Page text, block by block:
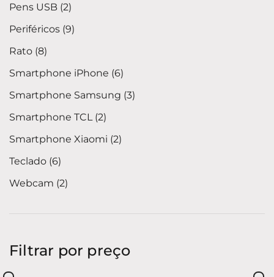
Pens USB 2
Periféricos 9
Rato 8
Smartphone iPhone 6
Smartphone Samsung 3
Smartphone TCL 2
Smartphone Xiaomi 2
Teclado 6
Webcam 2
Filtrar por preço